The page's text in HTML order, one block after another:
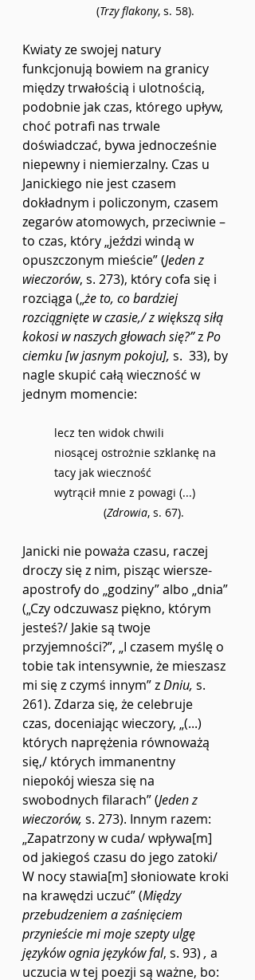
(Trzy flakony, s. 58).
Kwiaty ze swojej natury
funkcjonują bowiem na granicy
między trwałością i ulotnością,
podobnie jak czas, którego upływ,
choć potrafi nas trwale
doświadczać, bywa jednocześnie
niepewny i niemierzalny. Czas u
Janickiego nie jest czasem
dokładnym i policzonym, czasem
zegarów atomowych, przeciwnie –
to czas, który „jeździ windą w
opuszczonym mieście”(Jeden z
wieczorów, s. 273), który cofa się i
rozciąga („żeto, co bardziej
rozciągnięte w czasie,/ z większą siłą
kokosi w naszych głowach się?” z Po
ciemku [w jasnym pokoju], s.  33), by
nagle skupić całą wieczność w
jednym momencie:
lecz ten widok chwili
niosącej ostrożnie szklankę na
tacy jak wieczność
wytrącił mnie z powagi (...)
(Zdrowia, s. 67).
Janicki nie poważa czasu, raczej
droczy się z nim, pisząc wiersze-
apostrofy do „godziny” albo „dnia”
(„Czy odczuwasz piękno, którym
jesteś?/ Jakie są twoje
przyjemności?”, „I czasem myślę o
tobie tak intensywnie, że mieszasz
mi się z czymś innym”z Dniu, s.
261). Zdarza się, że celebruje
czas, doceniając wieczory, „(...)
których naprężenia równoważą
się,/ których immanentny
niepokój wiesza się na
swobodnych filarach”(Jeden z
wieczorów, s. 273). Innym razem:
„Zapatrzony w cuda/ wpływa[m]
od jakiegoś czasu do jego zatoki/
W nocy stawia[m] słoniowate kroki
na krawędzi uczuć” (Między
przebudzeniem a zaśnięciem
przynieście mi moje szepty ulgę
języków ognia języków fal, s. 93) , a
uczucia w tej poezji są ważne, bo: